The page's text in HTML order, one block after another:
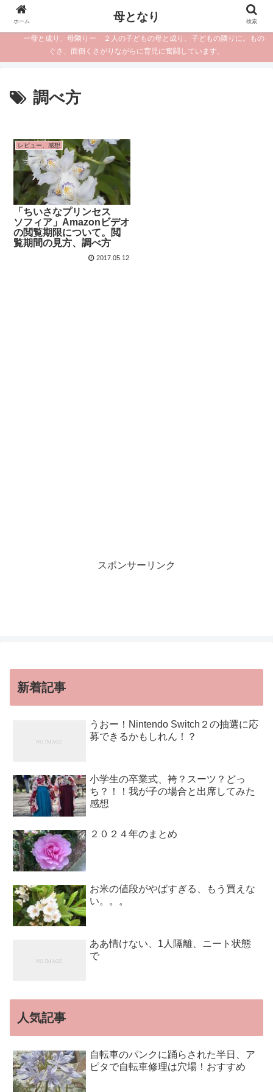
ー母と成り、母隣りー ２人の子どもの母と成り、子どもの隣りに。もの
ぐさ、面倒くさがりながらに育児に奮闘しています。
調べ方
レビュー、感想
「ちいさなプリンセス
ソフィア」Amazonビデオ
の閲覧期限について。閲
覧期間の見方、調べ方
2017.05.12
スポンサーリンク
新着記事
うおー！Nintendo Switch２の抽選に応
募できるかもしれん！？
小学生の卒業式、袴？スーツ？どっ
ち？！！我が子の場合と出席してみた
感想
２０２４年のまとめ
お米の値段がやばすぎる、もう買えな
い。。。
ああ情けない、1人隔離、ニート状態
で
人気記事
自転車のパンクに踊らされた半日、ア
ピタで自転車修理は穴場！おすすめ
ホーム 母となり 検索